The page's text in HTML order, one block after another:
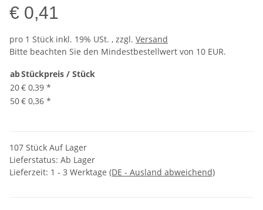
€ 0,41
pro 1 Stück inkl. 19% USt. , zzgl. Versand
Bitte beachten Sie den Mindestbestellwert von 10 EUR.
abStückpreis / Stück
20€ 0,39 *
50€ 0,36 *
107 Stück Auf Lager
Lieferstatus: Ab Lager
Lieferzeit: 1 - 3 Werktage (DE - Ausland abweichend)